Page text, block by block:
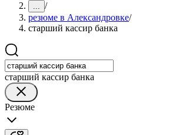
... /
резюме в Александровке/
старший кассир банка
старший кассир банка
Резюме